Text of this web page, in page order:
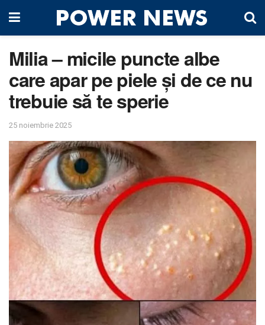
Milia – micile puncte albe
care apar pe piele și de ce nu
trebuie să te sperie
25 noiembrie 2025